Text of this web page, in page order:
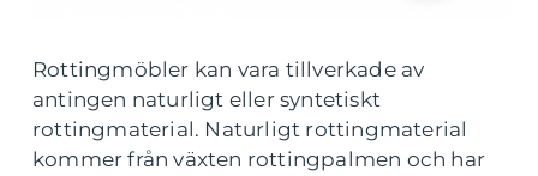
Rottingmöbler kan vara tillverkade av
antingen naturligt eller syntetiskt
rottingmaterial. Naturligt rottingmaterial
kommer från växten rottingpalmen och har